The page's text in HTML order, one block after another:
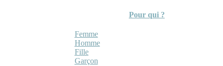
Pour qui ?
Femme
Homme
Fille
Garçon